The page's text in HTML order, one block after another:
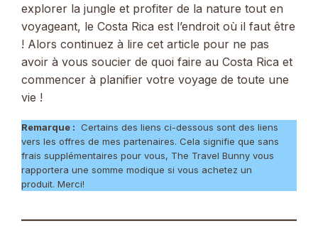
explorer la jungle et profiter de la nature tout en
voyageant, le Costa Rica est l’endroit où il faut être
! Alors continuez à lire cet article pour ne pas
avoir à vous soucier de quoi faire au Costa Rica et
commencer à planifier votre voyage de toute une
vie !
Remarque : Certains des liens ci-dessous sont des liens
vers les offres de mes partenaires. Cela signifie que sans
frais supplémentaires pour vous, The Travel Bunny vous
rapportera une somme modique si vous achetez un
produit. Merci!